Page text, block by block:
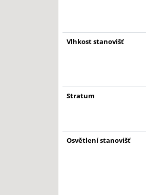
Vlhkost stanovišť
Stratum
Osvětlení stanovišť